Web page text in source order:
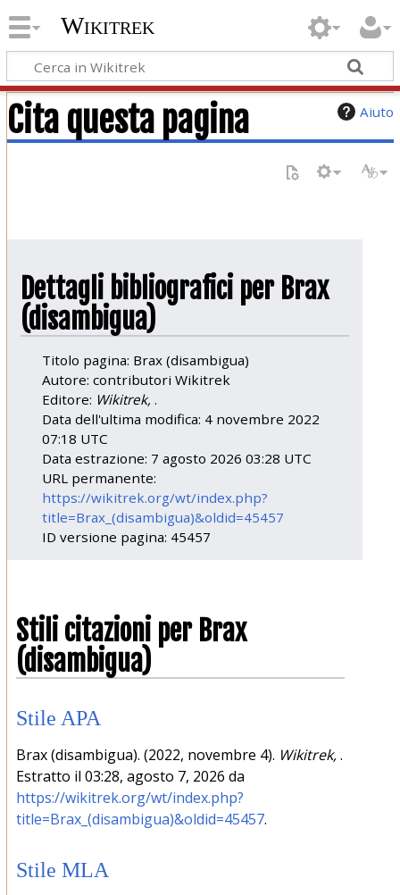
Wikitrek
Aiuto
Cita questa pagina
Dettagli bibliografici per Brax
(disambigua)
Titolo pagina: Brax (disambigua)
Autore: contributori Wikitrek
Editore: Wikitrek,.
Data dell'ultima modifica: 4 novembre 2022
07:18 UTC
Data estrazione: 7 agosto 2026 03:28 UTC
URL permanente:
https://wikitrek.org/wt/index.php?
title=Brax_(disambigua)&oldid=45457
ID versione pagina: 45457
Stili citazioni per Brax
(disambigua)
Stile APA
Brax (disambigua). (2022, novembre 4). Wikitrek,.
Estratto il 03:28, agosto 7, 2026 da
https://wikitrek.org/wt/index.php?
title=Brax_(disambigua)&oldid=45457.
Stile MLA